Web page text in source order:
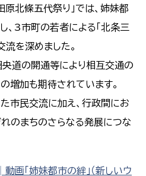
北條五代祭り」では、姉妹都
3市町の若者による「北条三
流を深めました。
道の開通等により相互交通の
増加も期待されています。
市民交流に加え、行政間にお
のまちのさらなる発展につな
「姉妹都市の絆」 （新しいウ